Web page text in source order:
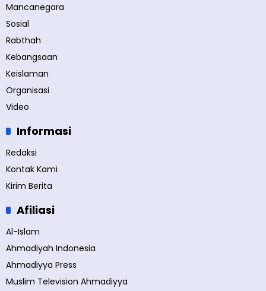
Mancanegara
Sosial
Rabthah
Kebangsaan
Keislaman
Organisasi
Video
Informasi
Redaksi
Kontak Kami
Kirim Berita
Afiliasi
Al-Islam
Ahmadiyah Indonesia
Ahmadiyya Press
Muslim Television Ahmadiyya